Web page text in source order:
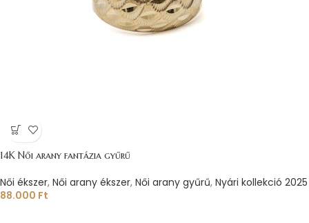
14K Női arany fantázia gyűrű
Női ékszer, Női arany ékszer, Női arany gyűrű, Nyári kollekció 2025
88.000 Ft